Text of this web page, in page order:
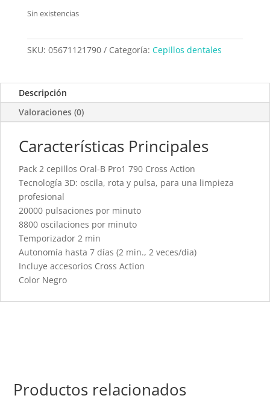
Sin existencias
SKU: 05671121790 Categoría: Cepillos dentales
Descripción
Valoraciones (0)
Características Principales
Pack 2 cepillos Oral-B Pro1 790 Cross Action
Tecnología 3D: oscila, rota y pulsa, para una limpieza
profesional
20000 pulsaciones por minuto
8800 oscilaciones por minuto
Temporizador 2 min
Autonomía hasta 7 días (2 min., 2 veces/dia)
Incluye accesorios Cross Action
Color Negro
Productos relacionados